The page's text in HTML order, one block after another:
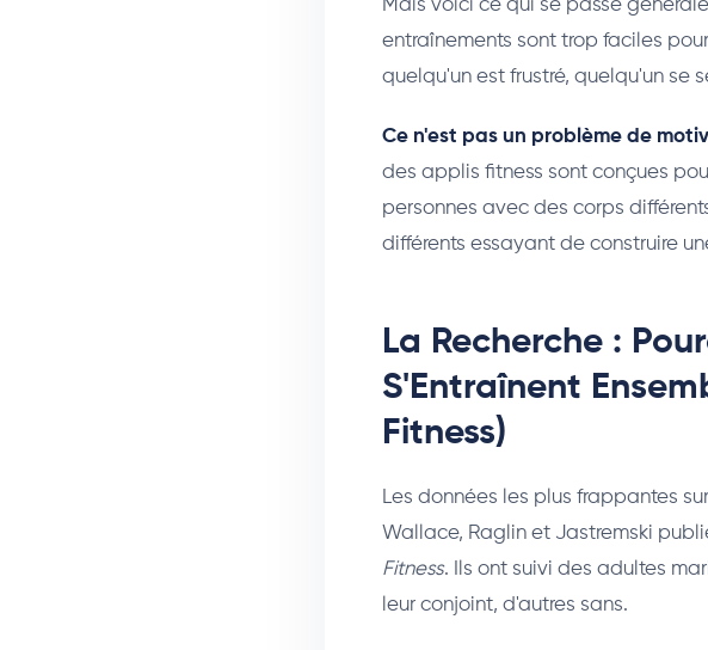
Mais voici ce qui se passe
entraînements sont trop faciles
quelqu'un est frustré, quelqu'un se
Ce n'est pas un problème de
des applis fitness sont conçues
personnes avec des corps
différents essayant de construire
La Recherche :
S'Entraînent
Fitness)
Les données les plus frappantes
Wallace, Raglin et Jastremski
Fitness. Ils ont suivi des adultes
leur conjoint, d'autres sans.